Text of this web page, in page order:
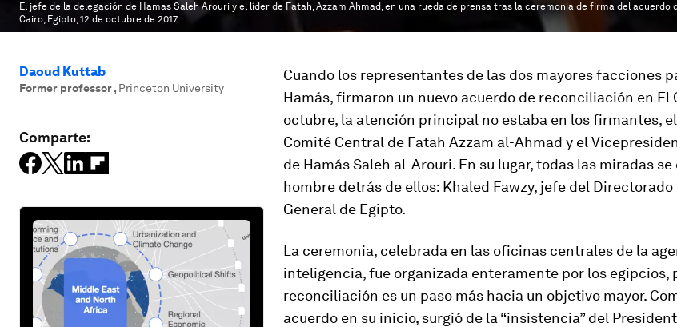
El jefe de la delegación de Hamas Saleh Arouri y el líder de Fatah, Azzam Ahmad, en una rueda de prensa tras la ceremonia de firma del acuerdo
Cairo, Egipto, 12 de octubre de 2017.
Daoud Kuttab
Former professor, Princeton University
Comparte:
Cuando los representantes de las dos mayores facciones
Hamás, firmaron un nuevo acuerdo de reconciliación en El
octubre, la atención principal no estaba en los firmantes,
Comité Central de Fatah Azzam al-Ahmad y el
de Hamás Saleh al-Arouri. En su lugar, todas las miradas
hombre detrás de ellos: Khaled Fawzy, jefe del
General de Egipto.
La ceremonia, celebrada en las oficinas centrales de la
inteligencia, fue organizada enteramente por los egipcios,
reconciliación es un paso más hacia un objetivo mayor.
acuerdo en su inicio, surgió de la “insistencia” del